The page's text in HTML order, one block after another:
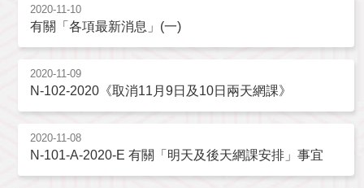
2020-11-10
有關「各項最新消息」(一)
2020-11-09
N-102-2020《取消11月9日及10日兩天網課》
2020-11-08
N-101-A-2020-E 有關「明天及後天網課安排」事宜